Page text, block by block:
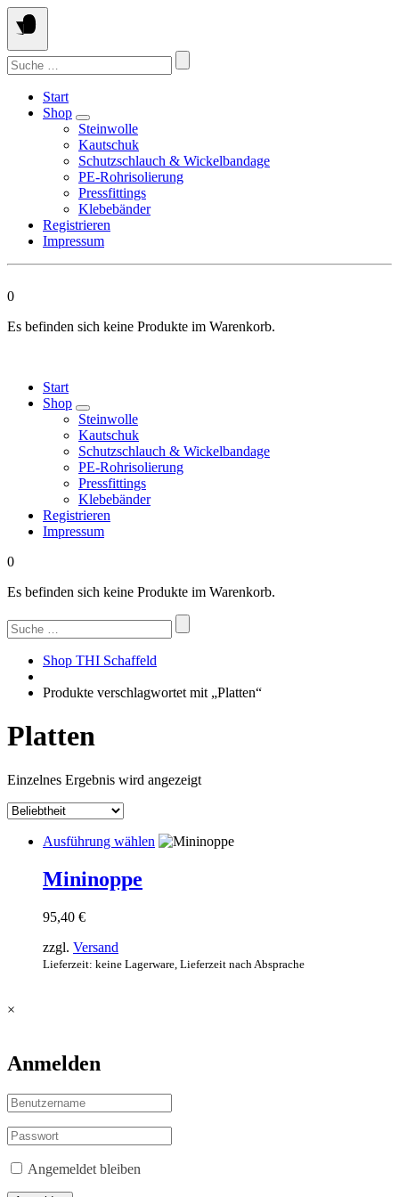
Springen
Sie
zum
Inhalt
Suchen
nach:
Start
Shop
Steinwolle
Kautschuk
Schutzschlauch & Wickelbandage
PE-Rohrisolierung
Pressfittings
Klebebänder
Registrieren
Impressum
0
Es befinden sich keine Produkte im Warenkorb.
Start
Shop
Steinwolle
Kautschuk
Schutzschlauch & Wickelbandage
PE-Rohrisolierung
Pressfittings
Klebebänder
Registrieren
Impressum
0
Es befinden sich keine Produkte im Warenkorb.
Suchen
nach:
Shop THI Schaffeld
Produkte verschlagwortet mit „Platten“
Platten
Einzelnes Ergebnis wird angezeigt
Ausführung wählen Dieses
können
Mininoppe
95,40 €
zzgl. Versand
Lieferzeit: keine Lagerware, Lieferzeit nach Absprache
×
Anmelden
Angemeldet bleiben